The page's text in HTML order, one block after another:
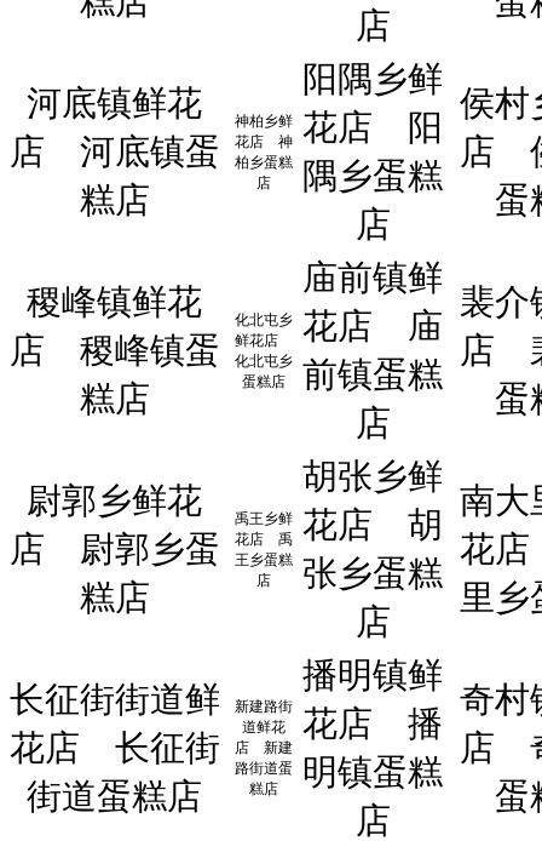
店
河底镇鲜花
店
河底镇蛋
糕店
神柏乡鲜
花店
神
柏乡蛋糕
店
阳隅乡鲜
花店
阳
隅乡蛋糕
店
侯村
店
蛋
稷峰镇鲜花
店
稷峰镇蛋
糕店
化北屯乡
鲜花店
化北屯乡
蛋糕店
庙前镇鲜
花店
庙
前镇蛋糕
店
裴介
店
蛋
尉郭乡鲜花
店
尉郭乡蛋
糕店
禹王乡鲜
花店
禹
王乡蛋糕
店
胡张乡鲜
花店
胡
张乡蛋糕
店
南大
花店
里乡
长征街街道鲜
花店
长征街
街道蛋糕店
新建路街
道鲜花
店
新建
路街道蛋
糕店
播明镇鲜
花店
播
明镇蛋糕
店
奇村
店
蛋